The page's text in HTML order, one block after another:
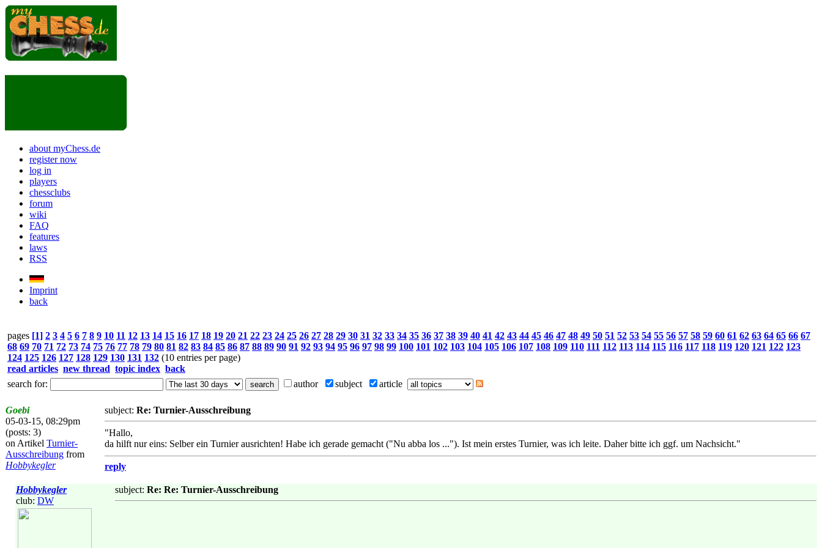
about myChess.de
register now
log in
players
chessclubs
forum
wiki
FAQ
features
laws
RSS
Imprint
back
pages [1] 2 3 4 5 6 7 8 9 10 11 12 13 14 15 16 17 18 19 20 21 22 23 24 25 26 27 28 29 30 31 32 33 34 35 36 37 38 39 40 41 42 43 44 45 46 47 48 49 50 51 52 53 54 55 56 57 58 59 60 61 62 63 64 65 66 67
68 69 70 71 72 73 74 75 76 77 78 79 80 81 82 83 84 85 86 87 88 89 90 91 92 93 94 95 96 97 98 99 100 101 102 103 104 105 106 107 108 109 110 111 112 113 114 115 116 117 118 119 120 121 122 123
124 125 126 127 128 129 130 131 132 (10 entries per page)
read articles new thread topic index back
search for:
author subject article
Goebi
05-03-15, 08:29pm
(posts: 3)
on Artikel Turnier-
Ausschreibung from
Hobbykegler
subject: Re: Turnier-Ausschreibung
"Hallo,
da hilft nur eins: Selber ein Turnier ausrichten! Habe ich gerade gemacht ("Nu abba los ..."). Ist mein erstes Turnier, was ich leite. Daher bitte ich ggf. um Nachsicht."
reply
Hobbykegler
club: DW
subject: Re: Re: Turnier-Ausschreibung